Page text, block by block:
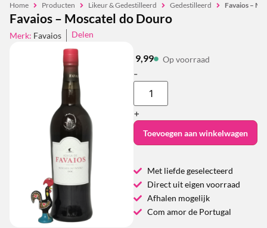
Home Producten Likeur & Gedestilleerd Gedestilleerd Favaios –
Favaios – Moscatel do Douro
Merk: Favaios Delen
9,99 Op voorraad
-
+
Toevoegen aan winkelwagen
Met liefde geselecteerd
Direct uit eigen voorraad
Afhalen mogelijk
Com amor de Portugal